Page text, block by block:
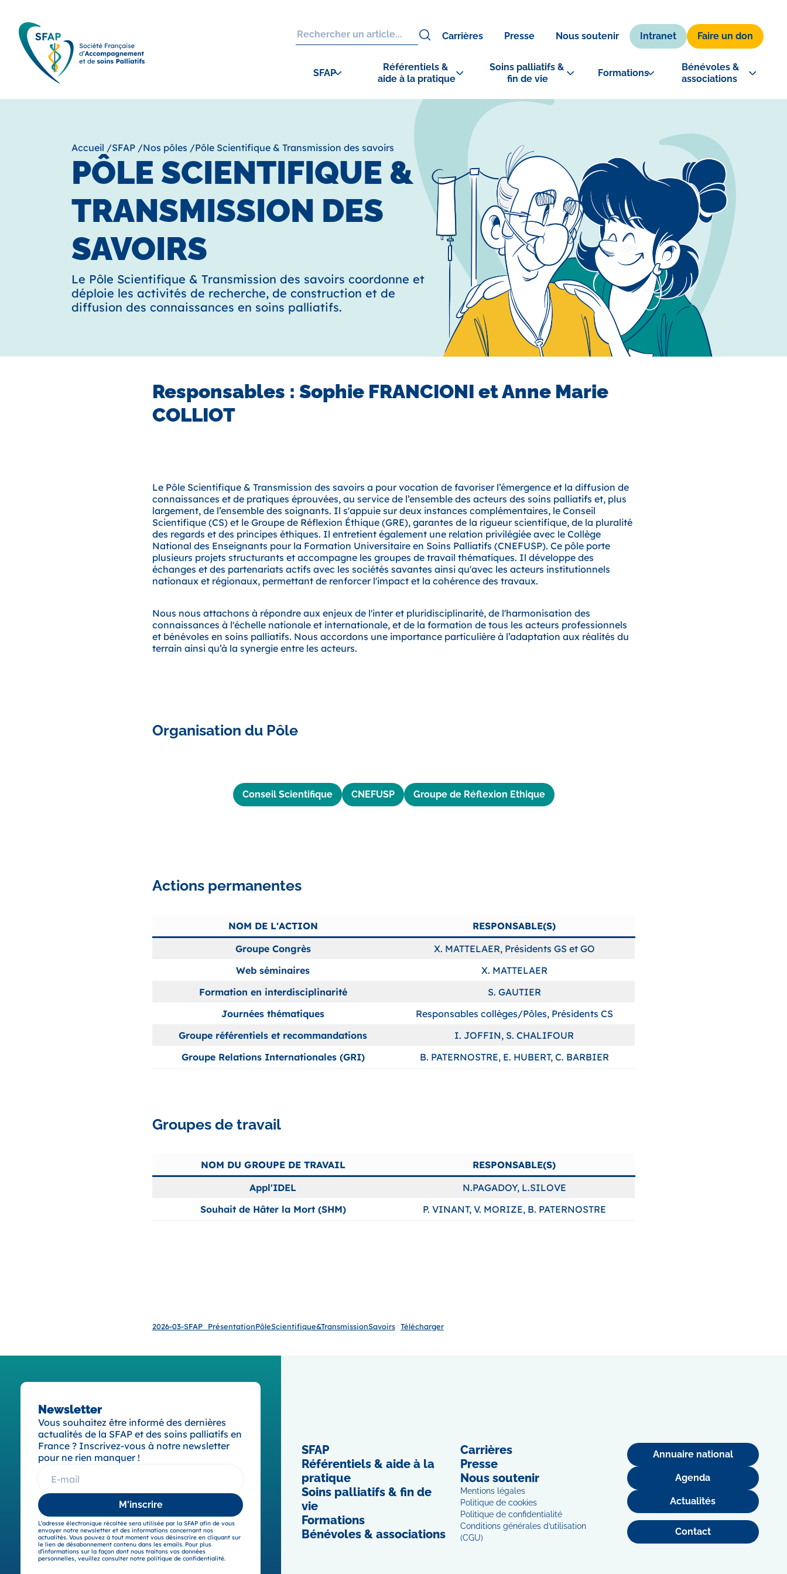
Carrières Presse Nous soutenir Intranet Faire un don
SFAP
Référentiels &
aide à la pratique
Soins palliatifs &
fin de vie
Formations
Bénévoles &
associations
Accueil /SFAP /Nos pôles /Pôle Scientifique & Transmission des savoirs
PÔLE SCIENTIFIQUE &
TRANSMISSION DES
SAVOIRS
Le Pôle Scientifique & Transmission des savoirs coordonne et
déploie les activités de recherche, de construction et de
diffusion des connaissances en soins palliatifs.
Responsables : Sophie FRANCIONI et Anne Marie
COLLIOT
Le Pôle Scientifique & Transmission des savoirs a pour vocation de favoriser l’émergence et la diffusion de
connaissances et de pratiques éprouvées, au service de l’ensemble des acteurs des soins palliatifs et, plus
largement, de l’ensemble des soignants. Il s'appuie sur deux instances complémentaires, le Conseil
Scientifique (CS) et le Groupe de Réflexion Éthique (GRE), garantes de la rigueur scientifique, de la pluralité
des regards et des principes éthiques. Il entretient également une relation privilégiée avec le Collège
National des Enseignants pour la Formation Universitaire en Soins Palliatifs (CNEFUSP). Ce pôle porte
plusieurs projets structurants et accompagne les groupes de travail thématiques. Il développe des
échanges et des partenariats actifs avec les sociétés savantes ainsi qu'avec les acteurs institutionnels
nationaux et régionaux, permettant de renforcer l'impact et la cohérence des travaux.
Nous nous attachons à répondre aux enjeux de l'inter et pluridisciplinarité, de l'harmonisation des
connaissances à l'échelle nationale et internationale, et de la formation de tous les acteurs professionnels
et bénévoles en soins palliatifs. Nous accordons une importance particulière à l’adaptation aux réalités du
terrain ainsi qu’à la synergie entre les acteurs.
Organisation du Pôle
Conseil Scientifique CNEFUSP Groupe de Réflexion Ethique
Actions permanentes
NOM DE L'ACTION
RESPONSABLE(S)
Groupe Congrès
X. MATTELAER, Présidents GS et GO
Web séminaires
X. MATTELAER
Formation en interdisciplinarité
S. GAUTIER
Journées thématiques
Responsables collèges/Pôles, Présidents CS
Groupe référentiels et recommandations
I. JOFFIN, S. CHALIFOUR
Groupe Relations Internationales (GRI)
B. PATERNOSTRE, E. HUBERT, C. BARBIER
Groupes de travail
NOM DU GROUPE DE TRAVAIL
RESPONSABLE(S)
Appl'IDEL
N.PAGADOY, L.SILOVE
Souhait de Hâter la Mort (SHM)
P. VINANT, V. MORIZE, B. PATERNOSTRE
2026-03-SFAP_PrésentationPôleScientifique&TransmissionSavoirs Télécharger
Newsletter
Vous souhaitez être informé des dernières
actualités de la SFAP et des soins palliatifs en
France ? Inscrivez-vous à notre newsletter
pour ne rien manquer !
M'inscrire
L’adresse électronique récoltée sera utilisée par la SFAP afin de vous
envoyer notre newsletter et des informations concernant nos
actualités. Vous pouvez à tout moment vous désinscrire en cliquant sur
le lien de désabonnement contenu dans les emails. Pour plus
d’informations sur la façon dont nous traitons vos données
personnelles, veuillez consulter notre politique de confidentialité.
SFAP
Référentiels & aide à la
pratique
Soins palliatifs & fin de
vie
Formations
Bénévoles & associations
Carrières
Presse
Nous soutenir
Mentions légales
Politique de cookies
Politique de confidentialité
Conditions générales d’utilisation
(CGU)
Annuaire national
Agenda
Actualités
Contact